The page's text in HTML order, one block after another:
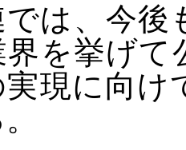
では、今
を挙げて
現に向け